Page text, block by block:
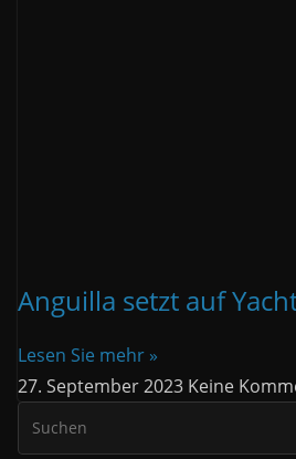
Anguilla setzt auf
Lesen Sie mehr »
27. September 2023 Keine